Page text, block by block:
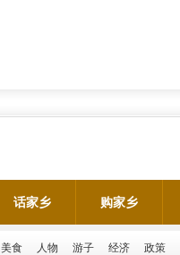
话家乡 购家乡
美食 人物 游子 经济 政策